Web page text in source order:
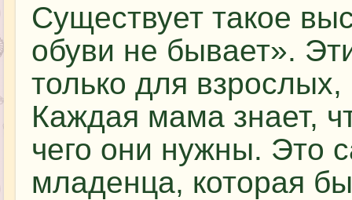
Существует такое
обуви не бывает».
только для
Каждая мама знает,
чего они нужны. Это
младенца, которая